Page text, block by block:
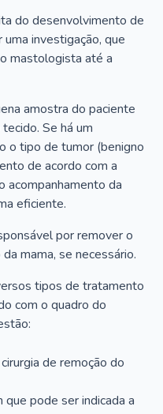
do desenvolvimento de
investigação, que
mastologista até a
amostra do paciente
Se há um
o tipo de tumor (benigno
de acordo com a
acompanhamento da
eficiente.
por remover o
mama, se necessário.
tipos de tratamento
com o quadro do
de remoção do
pode ser indicada a